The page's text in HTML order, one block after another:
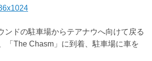
ンドの駐車場からテアナウへ向けて戻る
「The Chasm」に到着、駐車場に車を